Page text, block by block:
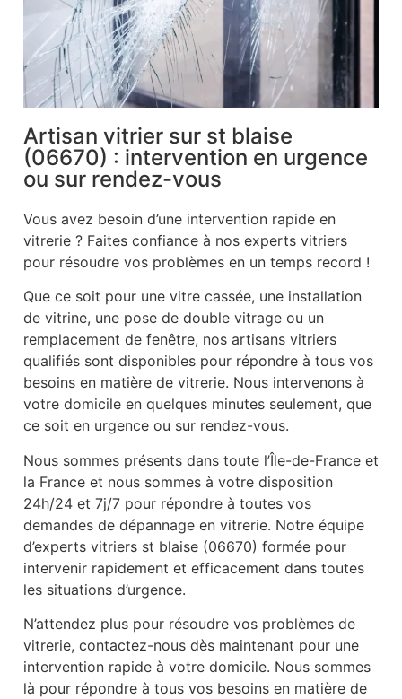
Artisan vitrier sur st blaise
(06670) : intervention en urgence
ou sur rendez-vous
Vous avez besoin d’une intervention rapide en
vitrerie ? Faites confiance à nos experts vitriers
pour résoudre vos problèmes en un temps record !
Que ce soit pour une vitre cassée, une installation
de vitrine, une pose de double vitrage ou un
remplacement de fenêtre, nos artisans vitriers
qualifiés sont disponibles pour répondre à tous vos
besoins en matière de vitrerie. Nous intervenons à
votre domicile en quelques minutes seulement, que
ce soit en urgence ou sur rendez-vous.
Nous sommes présents dans toute l’Île-de-France et
la France et nous sommes à votre disposition
24h/24 et 7j/7 pour répondre à toutes vos
demandes de dépannage en vitrerie. Notre équipe
d’experts vitriers st blaise (06670) formée pour
intervenir rapidement et efficacement dans toutes
les situations d’urgence.
N’attendez plus pour résoudre vos problèmes de
vitrerie, contactez-nous dès maintenant pour une
intervention rapide à votre domicile. Nous sommes
là pour répondre à tous vos besoins en matière de